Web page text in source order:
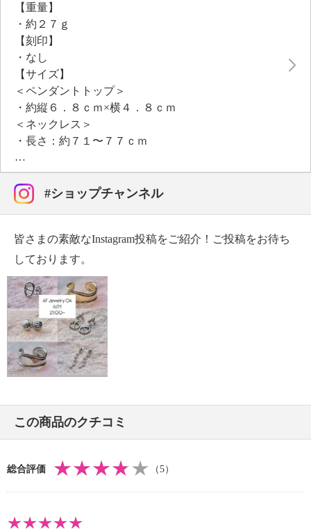
装いに合わせやすいアイテムです。
【重量】
・約２７ｇ
【刻印】
・なし
【サイズ】
＜ペンダントトップ＞
・約縦６．８ｃｍ×横４．８ｃｍ
＜ネックレス＞
・長さ：約７１〜７７ｃｍ
【使用素材】
・合金、アクリル樹脂
【メッキ素材】
・材質：シルバートーンコート（シルバーカラー）
【その他】
・個体差あり
【原産国（地）】
・中国製
#ショップチャンネル
皆さまの素敵なInstagram投稿をご紹介！ご投稿をお待ち
しております。
この商品のクチコミ
総合評価 （5）